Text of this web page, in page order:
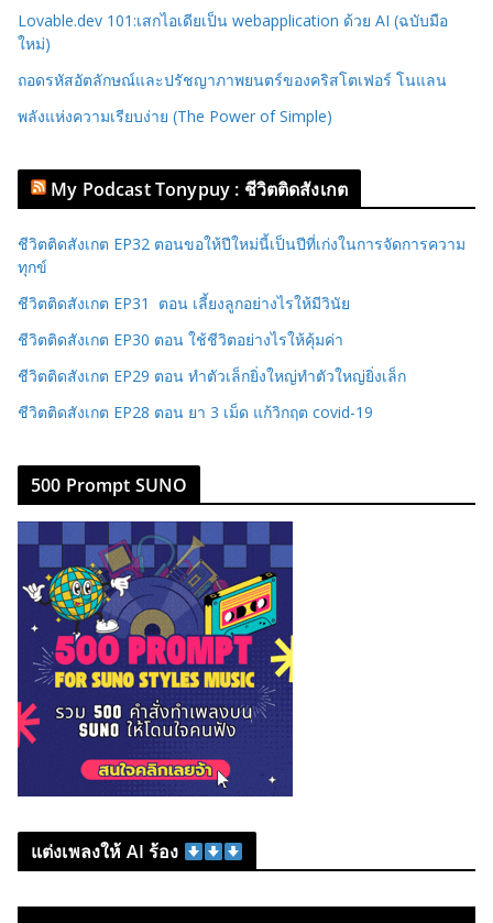
Lovable.dev 101:เสกไอเดียเป็น webapplication ด้วย AI (ฉบับมือ
ใหม่)
ถอดรหัสอัตลักษณ์และปรัชญาภาพยนตร์ของคริสโตเฟอร์ โนแลน
พลังแห่งความเรียบง่าย (The Power of Simple)
My Podcast Tonypuy : ชีวิตติดสังเกต
ชีวิตติดสังเกต EP32 ตอนขอให้ปีใหม่นี้เป็นปีที่เก่งในการจัดการความ
ทุกข์
ชีวิตติดสังเกต EP31 ตอน เลี้ยงลูกอย่างไรให้มีวินัย
ชีวิตติดสังเกต EP30 ตอน ใช้ชีวิตอย่างไรให้คุ้มค่า
ชีวิตติดสังเกต EP29 ตอน ทำตัวเล็กยิ่งใหญ่ทำตัวใหญ่ยิ่งเล็ก
ชีวิตติดสังเกต EP28 ตอน ยา 3 เม็ด แก้วิกฤต covid-19
500 Prompt SUNO
แต่งเพลงให้ AI ร้อง